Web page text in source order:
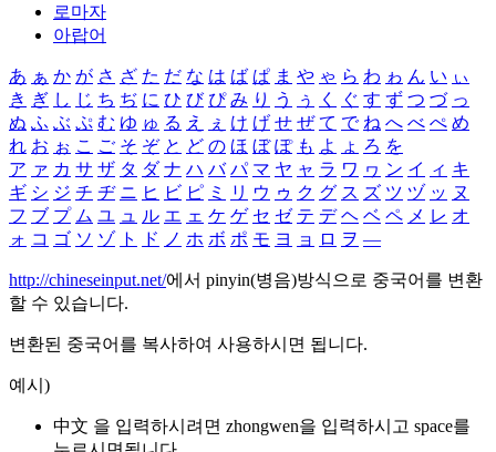
로마자
아랍어
あ ぁ か が さ ざ た だ な は ば ぱ ま や ゃ ら わ ゎ ん い ぃ
き ぎ し じ ち ぢ に ひ び ぴ み り う ぅ く ぐ す ず つ づ っ
ぬ ふ ぶ ぷ む ゆ ゅ る え ぇ け げ せ ぜ て で ね へ べ ぺ め
れ お ぉ こ ご そ ぞ と ど の ほ ぼ ぽ も よ ょ ろ を
ア ァ カ サ ザ タ ダ ナ ハ バ パ マ ヤ ャ ラ ワ ヮ ン イ ィ キ
ギ シ ジ チ ヂ ニ ヒ ビ ピ ミ リ ウ ゥ ク グ ス ズ ツ ヅ ッ ヌ
フ ブ プ ム ユ ュ ル エ ェ ケ ゲ セ ゼ テ デ ヘ ベ ペ メ レ オ
ォ コ ゴ ソ ゾ ト ド ノ ホ ボ ポ モ ヨ ョ ロ ヲ ―
http://chineseinput.net/에서 pinyin(병음)방식으로 중국어를 변환
할 수 있습니다.
변환된 중국어를 복사하여 사용하시면 됩니다.
예시)
中文 을 입력하시려면 zhongwen을 입력하시고 space를